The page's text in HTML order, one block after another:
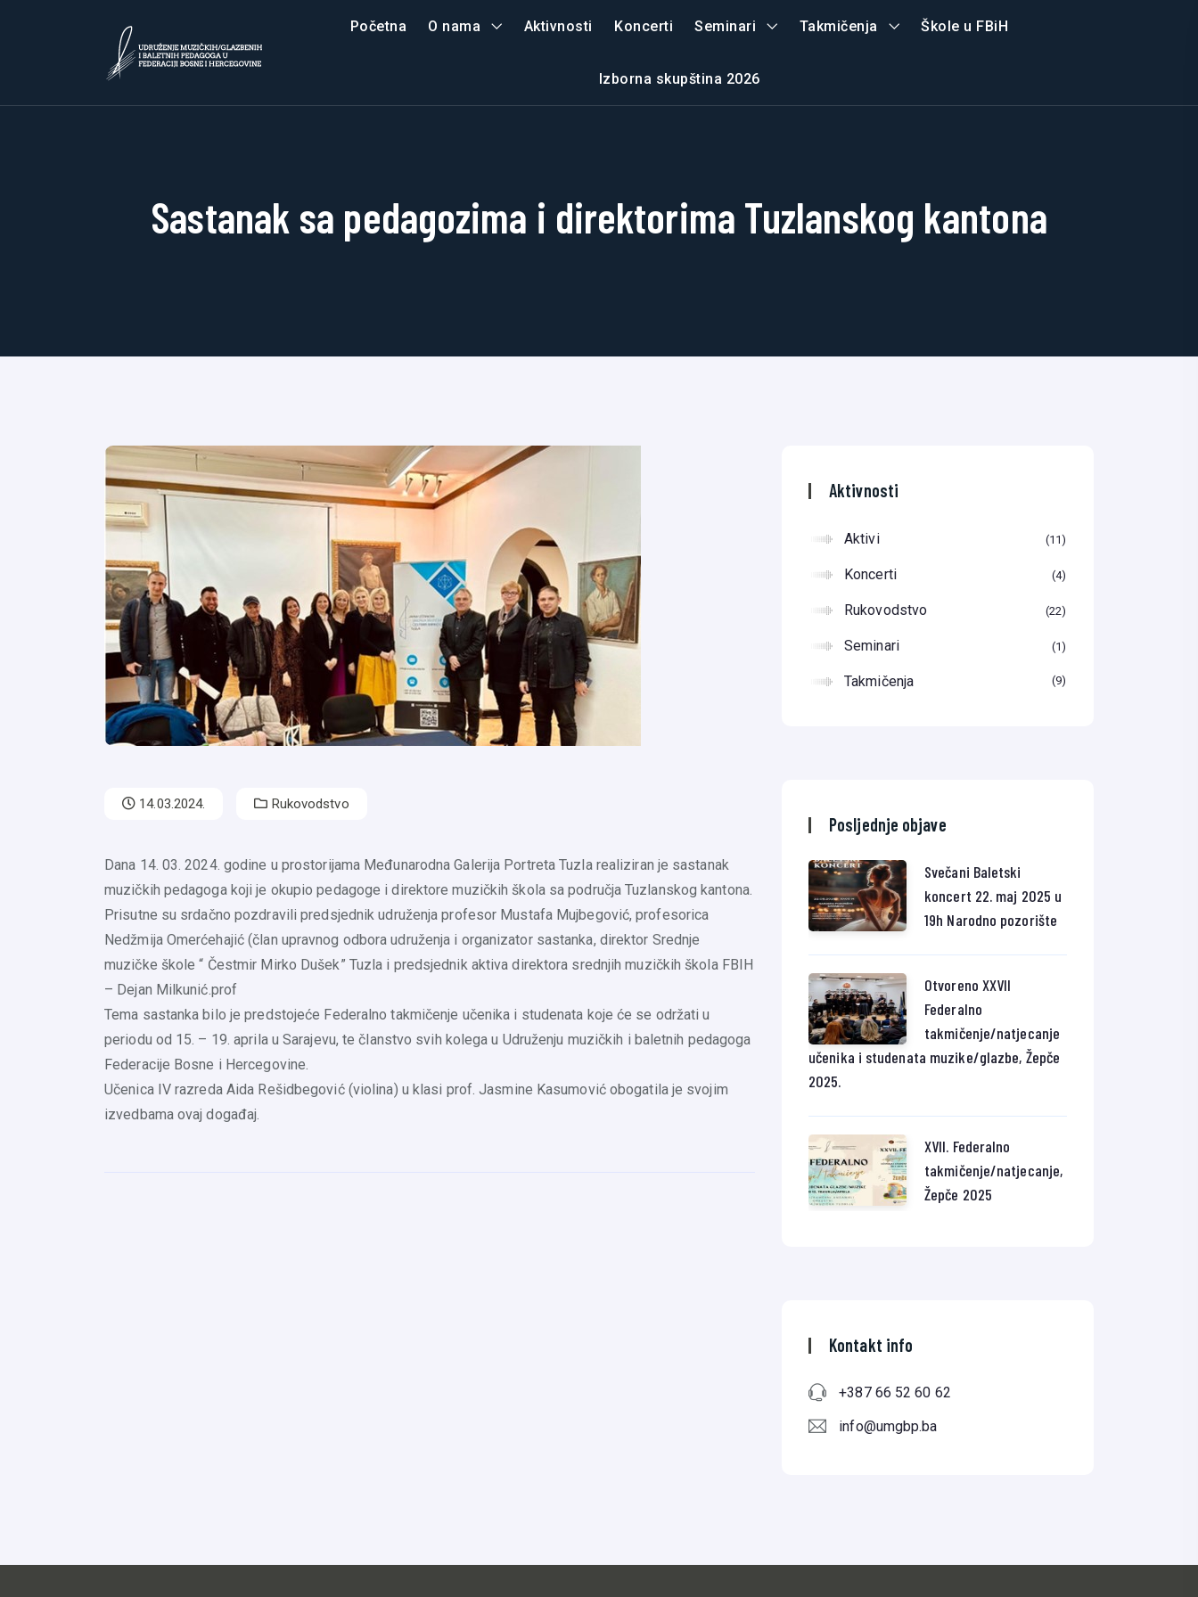
Početna O nama Aktivnosti Koncerti Seminari Takmičenja Škole u FBiH
Izborna skupština 2026
Sastanak sa pedagozima i direktorima Tuzlanskog kantona
14.03.2024. Rukovodstvo
Dana 14. 03. 2024. godine u prostorijama Međunarodna Galerija Portreta Tuzla realiziran je sastanak
muzičkih pedagoga koji je okupio pedagoge i direktore muzičkih škola sa područja Tuzlanskog kantona.
Prisutne su srdačno pozdravili predsjednik udruženja profesor Mustafa Mujbegović, profesorica
Nedžmija Omerćehajić (član upravnog odbora udruženja i organizator sastanka, direktor Srednje
muzičke škole “ Čestmir Mirko Dušek” Tuzla i predsjednik aktiva direktora srednjih muzičkih škola FBIH
– Dejan Milkunić.prof
Tema sastanka bilo je predstojeće Federalno takmičenje učenika i studenata koje će se održati u
periodu od 15. – 19. aprila u Sarajevu, te članstvo svih kolega u Udruženju muzičkih i baletnih pedagoga
Federacije Bosne i Hercegovine.
Učenica IV razreda Aida Rešidbegović (violina) u klasi prof. Jasmine Kasumović obogatila je svojim
izvedbama ovaj događaj.
Aktivnosti
Aktivi 11
Koncerti 4
Rukovodstvo 22
Seminari 1
Takmičenja 9
Posljednje objave
Svečani Baletski
koncert 22. maj 2025 u
19h Narodno pozorište
Otvoreno XXVII
Federalno
takmičenje/natjecanje
učenika i studenata muzike/glazbe, Žepče
2025.
XVII. Federalno
takmičenje/natjecanje,
Žepče 2025
Kontakt info
+387 66 52 60 62
info@umgbp.ba